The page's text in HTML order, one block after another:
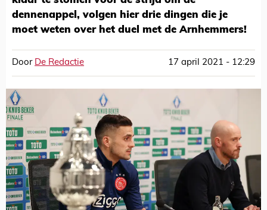
dennenappel, volgen hier drie dingen die je
moet weten over het duel met de Arnhemmers!
Door De Redactie 17 april 2021 - 12:29